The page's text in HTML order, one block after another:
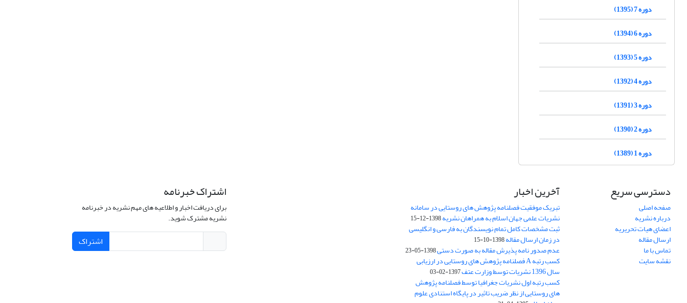
دوره 7 (1395)
دوره 6 (1394)
دوره 5 (1393)
دوره 4 (1392)
دوره 3 (1391)
دوره 2 (1390)
دوره 1 (1389)
دسترسی سریع
صفحه اصلی
درباره نشریه
اعضای هیات تحریریه
ارسال مقاله
تماس با ما
نقشه سایت
آخرین اخبار
تبریک موفقیت فصلنامه پژوهش های روستایی در سامانه
نشریات علمی جهان اسلام به همراهان نشریه1398-12-15
ثبت مشخصات کامل تمام نویسندگان به فارسی و انگلیسی
در زمان ارسال مقاله1398-10-15
عدم صدور نامه پذیرش مقاله به صورت دستی1398-05-23
کسب رتبه A فصلنامه پژوهش های روستایی در ارزیابی
سال 1396 نشریات توسط وزارت عتف 1397-02-03
کسب رتبه اول نشریات جغرافیا توسط فصلنامه پژوهش
های روستایی از نظر ضریب تاثیر در پایگاه استنادی علوم
اشتراک خبرنامه
برای دریافت اخبار و اطلاعیه های مهم نشریه در خبرنامه
نشریه مشترک شوید.
اشتراک